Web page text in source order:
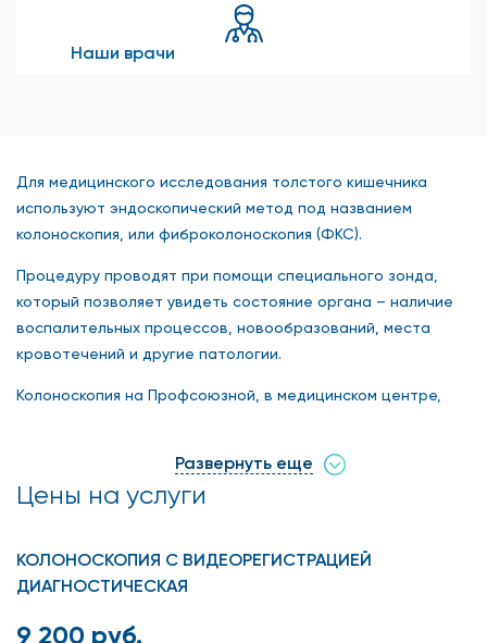
Наши врачи
Для медицинского исследования толстого кишечника
используют эндоскопический метод под названием
колоноскопия, или фиброколоноскопия (ФКС).
Процедуру проводят при помощи специального зонда,
который позволяет увидеть состояние органа – наличие
воспалительных процессов, новообразований, места
кровотечений и другие патологии.
Колоноскопия на Профсоюзной, в медицинском центре,
Сигмовидную кишку;
Ободочную;
Развернуть еще
Цены на услуги
КОЛОНОСКОПИЯ С ВИДЕОРЕГИСТРАЦИЕЙ
ДИАГНОСТИЧЕСКАЯ
9 200 руб.